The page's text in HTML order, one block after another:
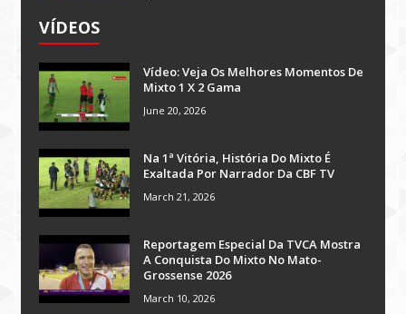
VÍDEOS
Vídeo: Veja Os Melhores Momentos De
Mixto 1 X 2 Gama
June 20, 2026
Na 1ª Vitória, História Do Mixto É
Exaltada Por Narrador Da CBF TV
March 21, 2026
Reportagem Especial Da TVCA Mostra
A Conquista Do Mixto No Mato-
Grossense 2026
March 10, 2026